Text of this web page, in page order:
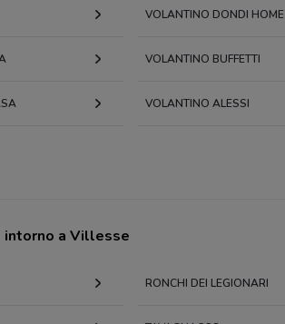
VOLANTINO DONDI HOME
VOLANTINO BUFFETTI
VOLANTINO ALESSI
a Villesse
RONCHI DEI LEGIONARI